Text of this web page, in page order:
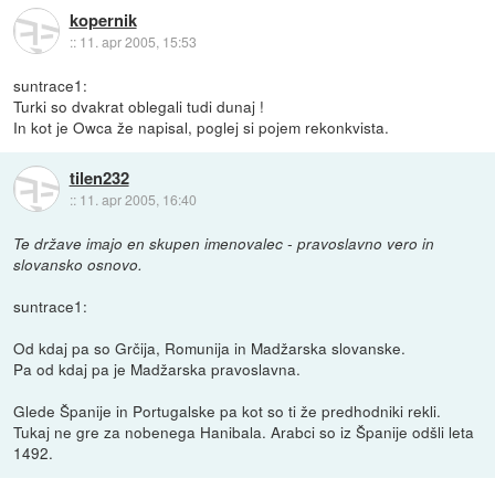
kopernik
:: 11. apr 2005, 15:53
suntrace1:
Turki so dvakrat oblegali tudi dunaj !
In kot je Owca že napisal, poglej si pojem rekonkvista.
tilen232
:: 11. apr 2005, 16:40
Te države imajo en skupen imenovalec - pravoslavno vero in
slovansko osnovo.
suntrace1:
Od kdaj pa so Grčija, Romunija in Madžarska slovanske.
Pa od kdaj pa je Madžarska pravoslavna.
Glede Španije in Portugalske pa kot so ti že predhodniki rekli.
Tukaj ne gre za nobenega Hanibala. Arabci so iz Španije odšli leta
1492.